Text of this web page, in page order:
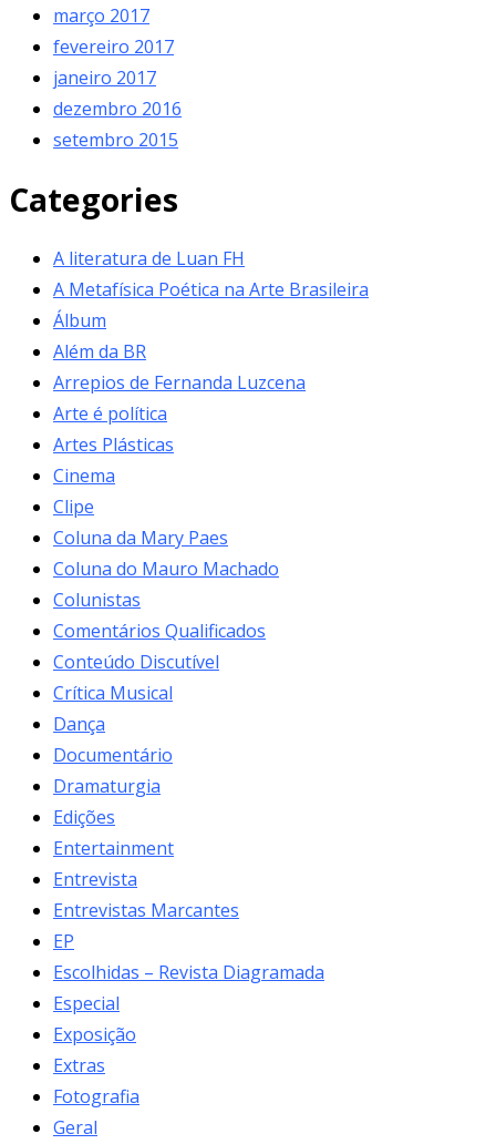
março 2017
fevereiro 2017
janeiro 2017
dezembro 2016
setembro 2015
Categories
A literatura de Luan FH
A Metafísica Poética na Arte Brasileira
Álbum
Além da BR
Arrepios de Fernanda Luzcena
Arte é política
Artes Plásticas
Cinema
Clipe
Coluna da Mary Paes
Coluna do Mauro Machado
Colunistas
Comentários Qualificados
Conteúdo Discutível
Crítica Musical
Dança
Documentário
Dramaturgia
Edições
Entertainment
Entrevista
Entrevistas Marcantes
EP
Escolhidas – Revista Diagramada
Especial
Exposição
Extras
Fotografia
Geral